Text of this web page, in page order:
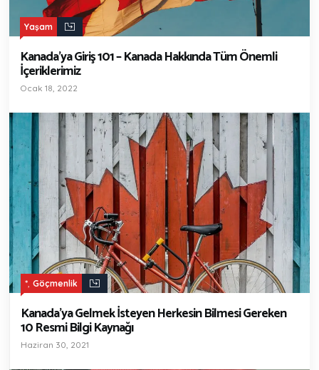
Yaşam
Kanada’ya Giriş 101 – Kanada Hakkında Tüm Önemli
İçeriklerimiz
Ocak 18, 2022
*,Göçmenlik
Kanada’ya Gelmek İsteyen Herkesin Bilmesi Gereken
10 Resmi Bilgi Kaynağı
Haziran 30, 2021